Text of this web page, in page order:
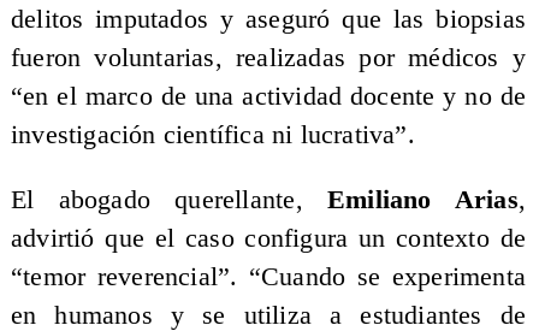
delitos imputados y aseguró que las biopsias
fueron voluntarias, realizadas por médicos y
“en el marco de una actividad docente y no de
investigación científica ni lucrativa”.
El abogado querellante, Emiliano Arias,
advirtió que el caso configura un contexto de
“temor reverencial”. “Cuando se experimenta
en humanos y se utiliza a estudiantes de